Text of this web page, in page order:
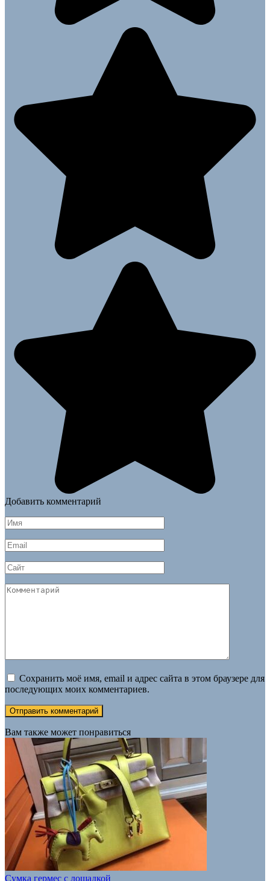
Добавить комментарий
Имя
*
Email
*
Сайт
Комментарий
Сохранить моё имя, email и адрес сайта в этом браузере для
последующих моих комментариев.
Вам также может понравиться
Сумка гермес с лошадкой